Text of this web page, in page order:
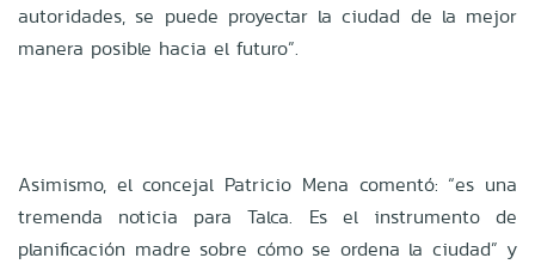
autoridades, se puede proyectar la ciudad de la mejor
manera posible hacia el futuro”.
Asimismo, el concejal Patricio Mena comentó: “es una
tremenda noticia para Talca. Es el instrumento de
planificación madre sobre cómo se ordena la ciudad” y